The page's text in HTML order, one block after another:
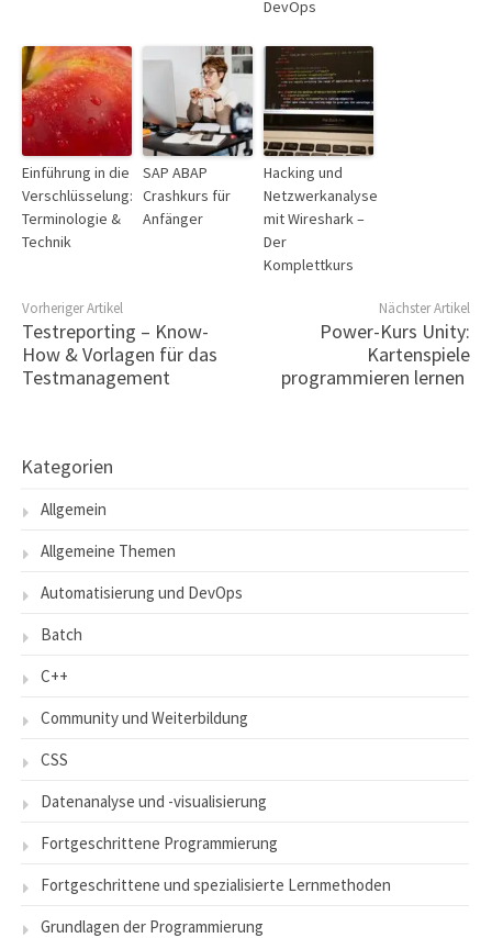
DevOps
Einführung in die
Verschlüsselung:
Terminologie &
Technik
SAP ABAP
Crashkurs für
Anfänger
Hacking und
Netzwerkanalyse
mit Wireshark –
Der
Komplettkurs
Vorheriger Artikel
Testreporting – Know-
How & Vorlagen für das
Testmanagement
Nächster Artikel
Power-Kurs Unity:
Kartenspiele
programmieren lernen
Kategorien
Allgemein
Allgemeine Themen
Automatisierung und DevOps
Batch
C++
Community und Weiterbildung
CSS
Datenanalyse und -visualisierung
Fortgeschrittene Programmierung
Fortgeschrittene und spezialisierte Lernmethoden
Grundlagen der Programmierung